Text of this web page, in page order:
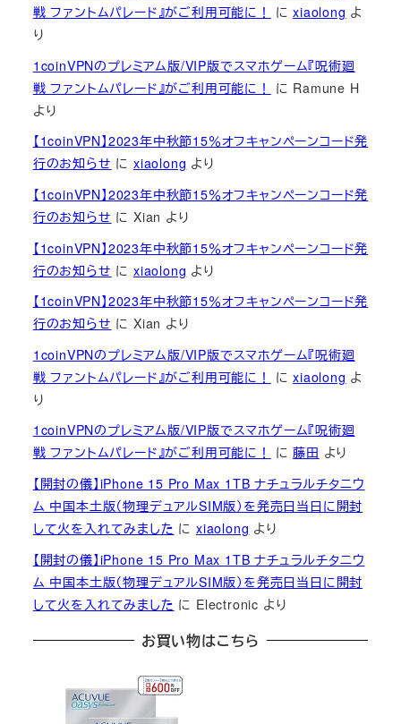
戦 ファントムパレード』がご利用可能に！
にxiaolong よ
り
1coinVPNのプレミアム版/VIP版でスマホゲーム『呪術廻
戦 ファントムパレード』がご利用可能に！
に Ramune H
より
【1coinVPN】2023年中秋節15％オフキャンペーンコード発
行のお知らせ にxiaolong より
【1coinVPN】2023年中秋節15％オフキャンペーンコード発
行のお知らせ にXian より
【1coinVPN】2023年中秋節15％オフキャンペーンコード発
行のお知らせ にxiaolong より
【1coinVPN】2023年中秋節15％オフキャンペーンコード発
行のお知らせ にXian より
1coinVPNのプレミアム版/VIP版でスマホゲーム『呪術廻
戦 ファントムパレード』がご利用可能に！
にxiaolong よ
り
1coinVPNのプレミアム版/VIP版でスマホゲーム『呪術廻
戦 ファントムパレード』がご利用可能に！
に藤田 より
【開封の儀】iPhone 15 Pro Max 1TB ナチュラルチタニウ
ム 中国本土版（物理デュアルSIM版）を発売日当日に開封
して火を入れてみました にxiaolong より
【開封の儀】iPhone 15 Pro Max 1TB ナチュラルチタニウ
ム 中国本土版（物理デュアルSIM版）を発売日当日に開封
して火を入れてみました に Electronic より
お買い物はこちら